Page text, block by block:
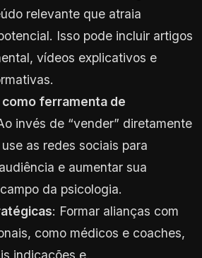
relevante que atraia
Isso pode incluir artigos
vídeos explicativos e
como ferramenta de
invés de “vender” diretamente
as redes sociais para
e aumentar sua
da psicologia.
: Formar alianças com
como médicos e coaches,
indicações e,